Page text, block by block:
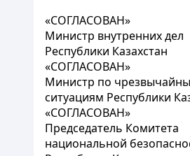
«СОГЛАСОВАН»
Министр внутренних дел
Республики Казахстан
«СОГЛАСОВАН»
Министр по
ситуациям Республики
«СОГЛАСОВАН»
Председатель Комитета
национальной